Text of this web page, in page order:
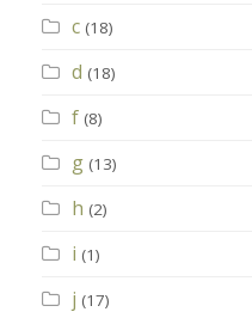
c (18)
d (18)
f (8)
g (13)
h (2)
i (1)
j (17)